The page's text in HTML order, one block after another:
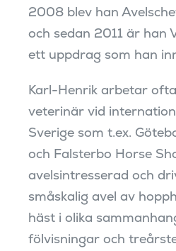
2008 blev han
och sedan 2011 är han
ett uppdrag som han
Karl-Henrik arbetar
veterinär vid
Sverige som t.ex.
och Falsterbo Horse
avelsintresserad och
småskalig avel av
häst i olika
fölvisningar och